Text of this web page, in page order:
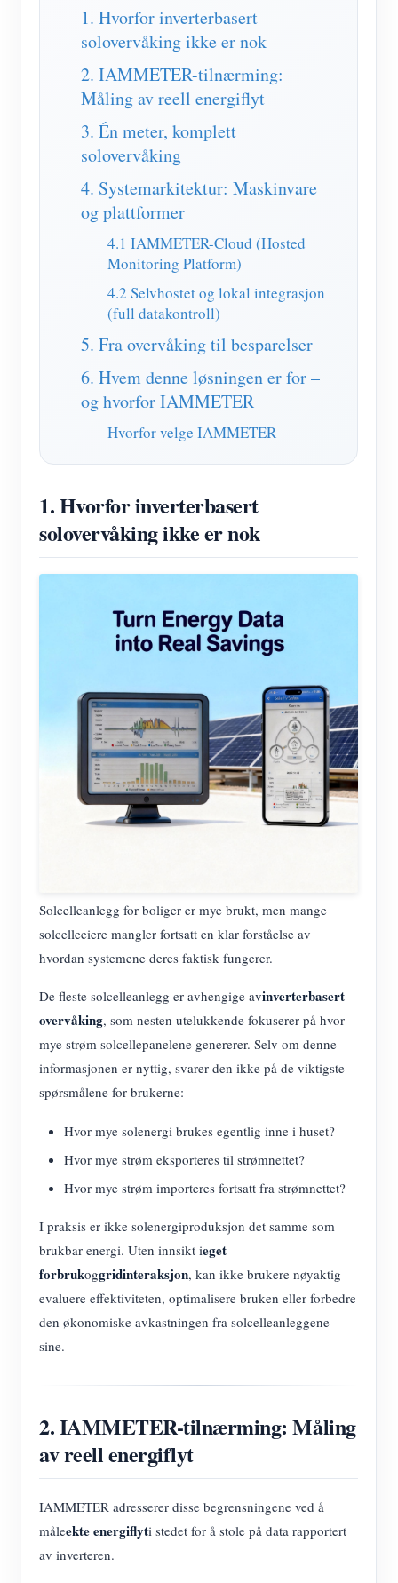
Virtuell måler
System for energiprognoser og -simulering
applikasjoner
Solar PV System Energy Monitor
Overvåker for strømforbruk
PV varmeapparat kontrollsystem
Hjemmeautomatisering
butikk
Ressurser
Hurtigstart for produktet
Dokument
Opplæringsvideo
FAQ
Nyheter
Samfunnet
Bidragsyterprogram
Innholdsbidrag
forum
Utvikler
Utforske
Belønningsprogram
Ta kontakt med
Om oss
1. Hvorfor inverterbasert
solovervåking ikke er nok
2. IAMMETER-tilnærming:
Måling av reell energiflyt
3. Én meter, komplett
solovervåking
4. Systemarkitektur: Maskinvare
og plattformer
4.1 IAMMETER-Cloud (Hosted
Monitoring Platform)
4.2 Selvhostet og lokal integrasjon
(full datakontroll)
5. Fra overvåking til besparelser
6. Hvem denne løsningen er for –
og hvorfor IAMMETER
Hvorfor velge IAMMETER
1. Hvorfor inverterbasert
solovervåking ikke er nok
Solcelleanlegg for boliger er mye brukt, men mange
solcelleeiere mangler fortsatt en klar forståelse av
hvordan systemene deres faktisk fungerer.
De fleste solcelleanlegg er avhengige avinverterbasert
overvåking, som nesten utelukkende fokuserer på hvor
mye strøm solcellepanelene genererer. Selv om denne
informasjonen er nyttig, svarer den ikke på de viktigste
spørsmålene for brukerne:
Hvor mye solenergi brukes egentlig inne i huset?
Hvor mye strøm eksporteres til strømnettet?
Hvor mye strøm importeres fortsatt fra strømnettet?
I praksis er ikke solenergiproduksjon det samme som
brukbar energi. Uten innsikt ieget
forbrukoggridinteraksjon, kan ikke brukere nøyaktig
evaluere effektiviteten, optimalisere bruken eller forbedre
den økonomiske avkastningen fra solcelleanleggene
sine.
2. IAMMETER-tilnærming: Måling
av reell energiflyt
IAMMETER adresserer disse begrensningene ved å
måleekte energiflyti stedet for å stole på data rapportert
av inverteren.